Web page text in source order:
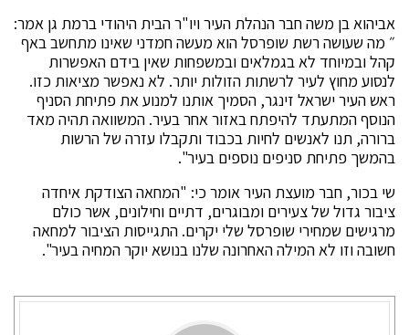
אביהוא בן משה חבר הנהלת העיר ויו"ר הבית היהודי ברמת גן אמר:
״ מה שעושה רשת שופרסל הוא מעשה חמדני שאינו מתחשב באף
קהל ובמיוחד לא בגמלאים ובמשפחות שאין בידם האפשרות
לנסוע מחוץ לעיר לרשתות הזולות יותר. לא נאפשר מציאות כזו.
ראש העיר ישראל זינגר, הסמיך אותנו למנוע את פתיחת הסניף
הנוסף המתעתד להיפתח באזור אחר בעיר. המשוואה תהיה מאד
ברורה, תנו לאנשים לחיות בכבוד ותקבלו עזרה של הרשות
בהמשך פתיחת סניפים נוספים בעיר".
שי בכור, חבר מועצת העיר אומר כי: "המחאה הצודקת איחדה
ציבור גדול של צעירים ומבוגרים, דתיים וחילונים, אשר כולם
מרגישים שמחירי שופרסל שלי יקרים. התגייסות הציבור למחאה
חשובה וזו לא המילה האחרונה שלנו בנושא יוקר המחיה בעיר".